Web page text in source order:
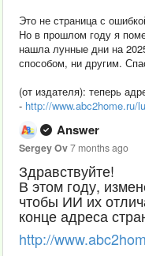
Это не страница с
Но в прошлом году я
нашла лунные дни на
способом, ни другим.
(от издателя): теперь
- http://www.abc2home.ru/
Answer
Sergey Ov7 months ago
Здравствуйте!
В этом году,
чтобы ИИ их
конце адреса
http://